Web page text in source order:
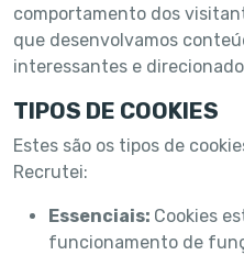
comportamento dos
que desenvolvamos
interessantes e
TIPOS DE COOKIES
Estes são os tipos de
Recrutei:
Essenciais: Cookies
funcionamento de